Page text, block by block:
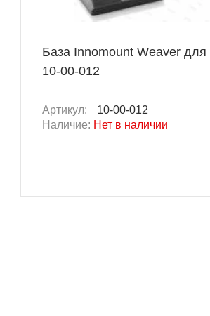
База Innomount Weaver
10-00-012
Артикул:
10-00-012
Наличие: Нет в наличии